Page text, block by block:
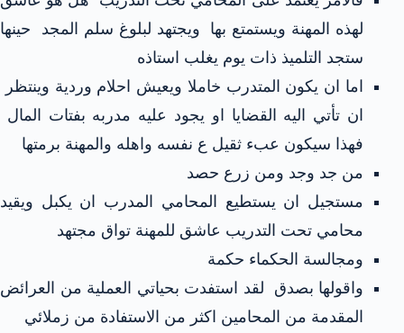
لهذه المهنة ويستمتع بها ويجتهد لبلوغ سلم المجد حينها
ستجد التلميذ ذات يوم يغلب استاذه
اما ان يكون المتدرب خاملا ويعيش احلام وردية وينتظر
ان تأتي اليه القضايا او يجود عليه مدربه بفتات المال
فهذا سيكون عبء ثقيل ع نفسه واهله والمهنة برمتها
من جد وجد ومن زرع حصد
مستجيل ان يستطيع المحامي المدرب ان يكبل ويقيد
محامي تحت التدريب عاشق للمهنة تواق مجتهد
ومجالسة الحكماء حكمة
واقولها بصدق لقد استفدت بحياتي العملية من العرائض
المقدمة من المحامين اكثر من الاستفادة من زملائي